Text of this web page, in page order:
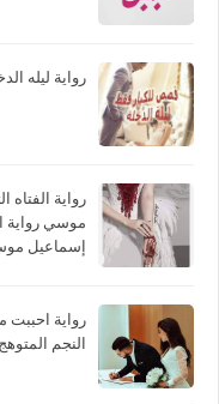
رواية ليله
رواية
موسي رواية
إسماعيل
رواية احببت
النجم